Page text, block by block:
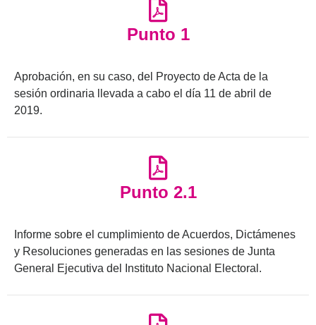
Punto 1
Aprobación, en su caso, del Proyecto de Acta de la
sesión ordinaria llevada a cabo el día 11 de abril de
2019.
Punto 2.1
Informe sobre el cumplimiento de Acuerdos, Dictámenes
y Resoluciones generadas en las sesiones de Junta
General Ejecutiva del Instituto Nacional Electoral.